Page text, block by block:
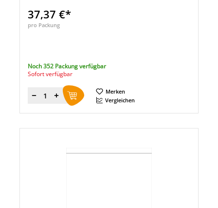
37,37 €*
pro Packung
Noch 352 Packung verfügbar
Sofort verfügbar
Menge
Merken
Vergleichen